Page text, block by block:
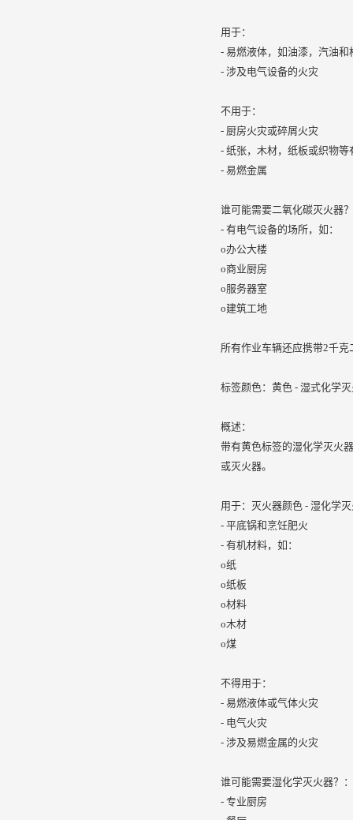
用于：
- 易燃液体，如油漆，汽油
- 涉及电气设备的火灾
不用于：
- 厨房火灾或碎屑火灾
- 纸张，木材，纸板或织物等
- 易燃金属
谁可能需要二氧化碳灭火器
- 有电气设备的场所，如：
o办公大楼
o商业厨房
o服务器室
o建筑工地
所有作业车辆还应携带2千
标签颜色：黄色 - 湿式化学
概述：
带有黄色标签的湿化学灭火
或灭火器。
用于：灭火器颜色 - 湿化学
- 平底锅和烹饪肥火
- 有机材料，如：
o纸
o纸板
o材料
o木材
o煤
不得用于：
- 易燃液体或气体火灾
- 电气火灾
- 涉及易燃金属的火灾
谁可能需要湿化学灭火器？：
- 专业厨房